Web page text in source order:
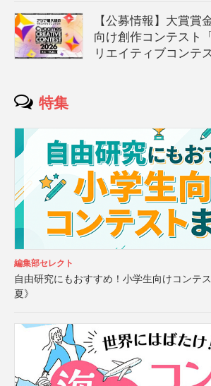
【公募情報】大賞賞
向け創作コンテスト
リエイティブコンテ
特集
編集部セレクト
自由研究にもおすすめ！小学生向けコンテ
夏》